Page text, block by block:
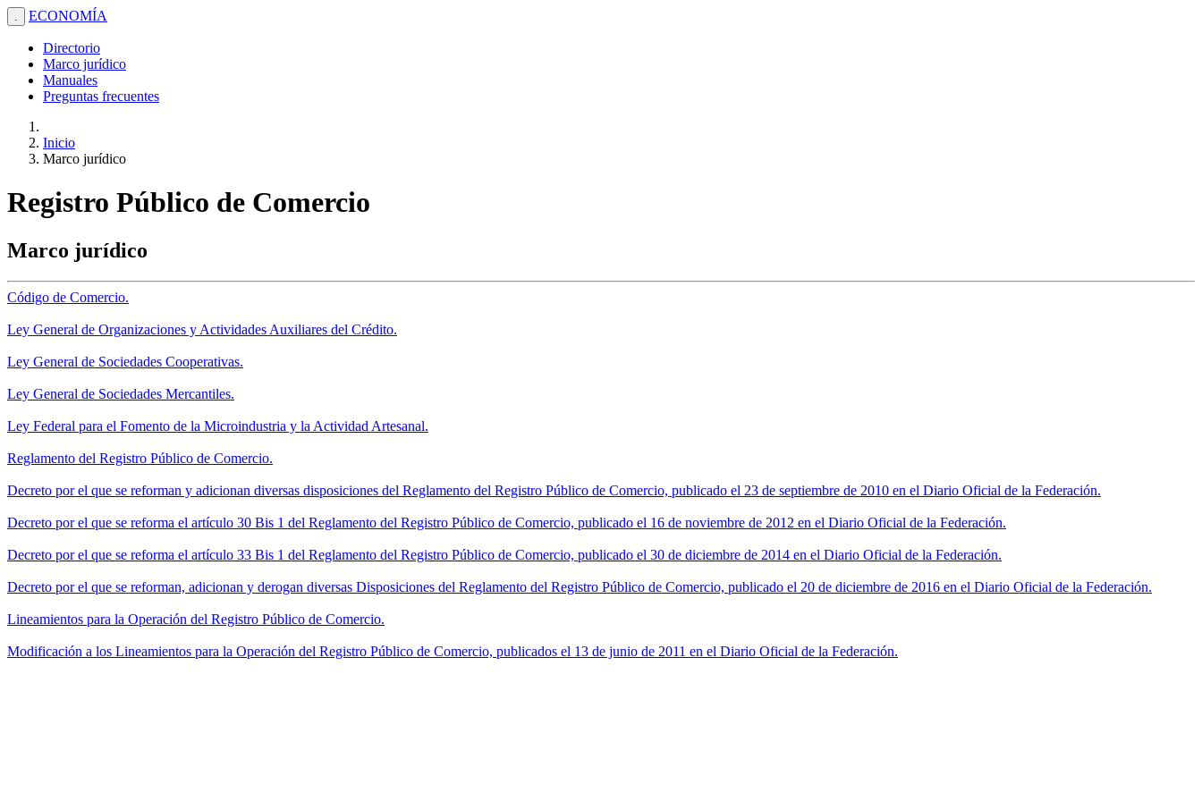
. ECONOMÍA
Directorio
Marco jurídico
Manuales
Preguntas frecuentes
Inicio
Marco jurídico
Registro Público de Comercio
Marco jurídico
Código de Comercio.
Ley General de Organizaciones y Actividades Auxiliares del Crédito.
Ley General de Sociedades Cooperativas.
Ley General de Sociedades Mercantiles.
Ley Federal para el Fomento de la Microindustria y la Actividad Artesanal.
Reglamento del Registro Público de Comercio.
Decreto por el que se reforman y adicionan diversas disposiciones del Reglamento del Registro Público de Comercio, publicado el 23 de septiembre de 2010 en el Diario Oficial de la Federación.
Decreto por el que se reforma el artículo 30 Bis 1 del Reglamento del Registro Público de Comercio, publicado el 16 de noviembre de 2012 en el Diario Oficial de la Federación.
Decreto por el que se reforma el artículo 33 Bis 1 del Reglamento del Registro Público de Comercio, publicado el 30 de diciembre de 2014 en el Diario Oficial de la Federación.
Decreto por el que se reforman, adicionan y derogan diversas Disposiciones del Reglamento del Registro Público de Comercio, publicado el 20 de diciembre de 2016 en el Diario Oficial de la Federación.
Lineamientos para la Operación del Registro Público de Comercio.
Modificación a los Lineamientos para la Operación del Registro Público de Comercio, publicados el 13 de junio de 2011 en el Diario Oficial de la Federación.